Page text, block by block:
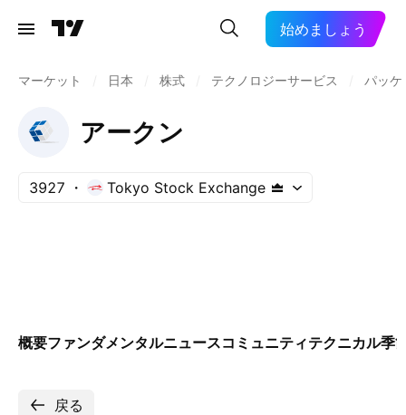
始めましょう
マーケット 日本 株式 テクノロジーサービス パッ
アークン
3927 Tokyo Stock Exchange
概要ファンダメンタルニュースコミュニティテクニカル季
戻る